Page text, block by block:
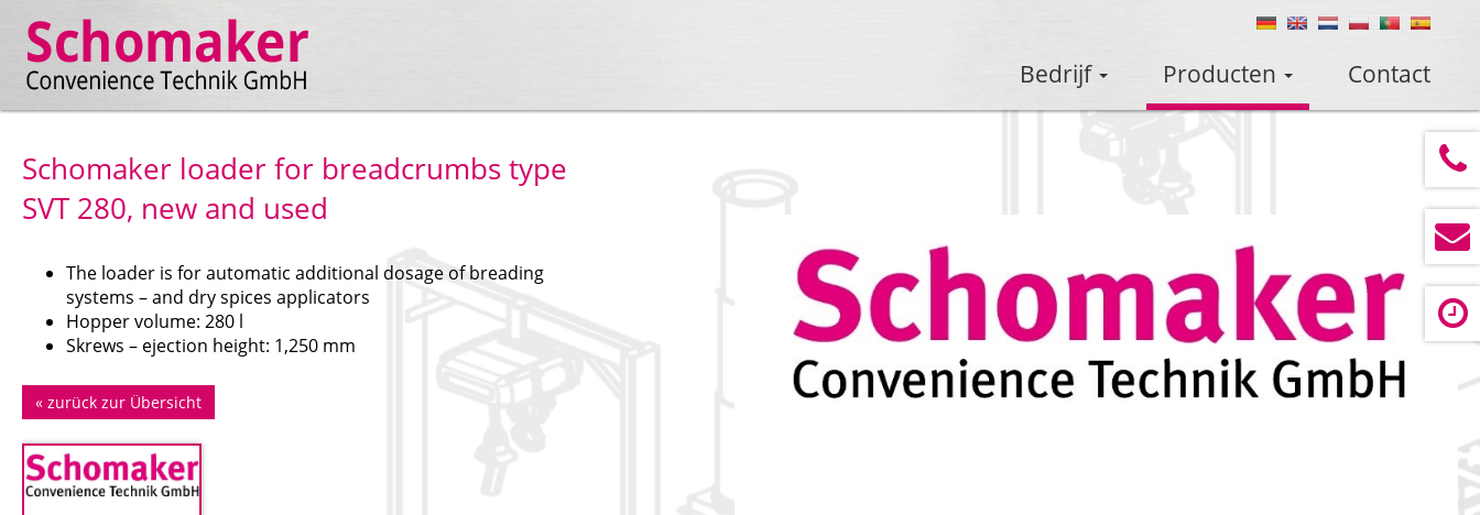
Bedrijf Producten Contact
Schomaker loader for breadcrumbs type
SVT 280, new and used
The loader is for automatic additional dosage of breading
systems – and dry spices applicators
Hopper volume: 280 l
Skrews – ejection height: 1,250 mm
« zurück zur Übersicht